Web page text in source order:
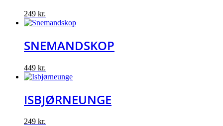
249 kr.
SNEMANDSKOP
449 kr.
ISBJØRNEUNGE
249 kr.